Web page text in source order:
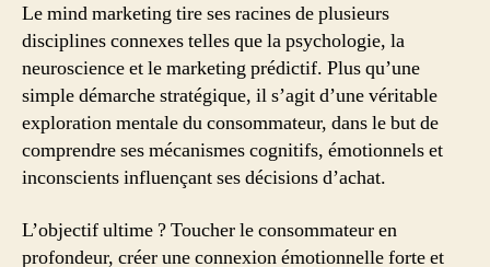
Le mind marketing tire ses racines de plusieurs
disciplines connexes telles que la psychologie, la
neuroscience et le marketing prédictif. Plus qu’une
simple démarche stratégique, il s’agit d’une véritable
exploration mentale du consommateur, dans le but de
comprendre ses mécanismes cognitifs, émotionnels et
inconscients influençant ses décisions d’achat.
L’objectif ultime ? Toucher le consommateur en
profondeur, créer une connexion émotionnelle forte et